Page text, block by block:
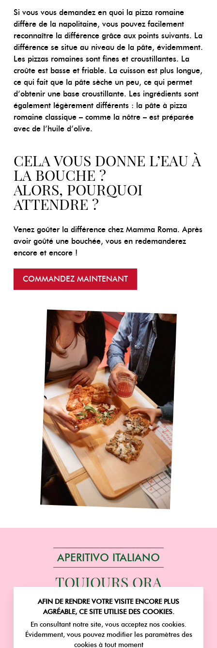
Si vous vous demandez en quoi la pizza romaine
diffère de la napolitaine, vous pouvez facilement
reconnaître la différence grâce aux points suivants. La
différence se situe au niveau de la pâte, évidemment.
Les pizzas romaines sont fines et croustillantes. La
croûte est basse et friable. La cuisson est plus longue,
ce qui fait que la pâte sèche un peu, ce qui permet
d’obtenir une base croustillante. Les ingrédients sont
également légèrement différents : la pâte à pizza
romaine classique – comme la nôtre – est préparée
avec de l’huile d’olive.
CELA VOUS DONNE L’EAU À
LA BOUCHE ?
ALORS, POURQUOI
ATTENDRE ?
Venez goûter la différence chez Mamma Roma. Après
avoir goûté une bouchée, vous en redemanderez
encore et encore !
COMMANDEZ MAINTENANT
APERITIVO ITALIANO
TOUJOURS ORA
DELL'APERITIVO CHEZ
MAMMA ROMA
COCKTAILS AVANTAGEUX TOUTE
LA JOURNÉE À PARTIR DE 8.99€
AFIN DE RENDRE VOTRE VISITE ENCORE PLUS
AGRÉABLE, CE SITE UTILISE DES COOKIES.
En consultant notre site, vous acceptez nos cookies.
Évidemment, vous pouvez modifier les paramètres des
cookies à tout moment